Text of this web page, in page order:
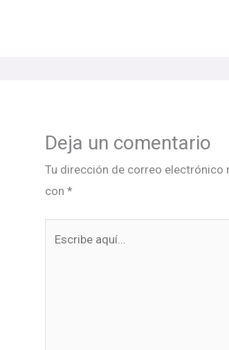
Deja un comentario
Tu dirección de correo electrónico
con*